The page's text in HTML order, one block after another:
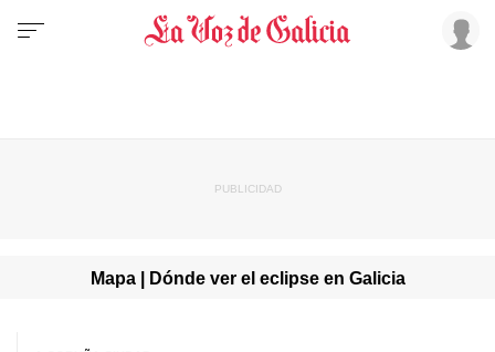
Mapa | Dónde ver el eclipse en Galicia